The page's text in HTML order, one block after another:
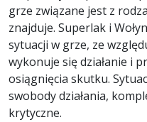
grze związane jest z
znajduje. Superlak i
sytuacji w grze, ze
wykonuje się działanie i
osiągnięcia skutku.
swobody działania,
krytyczne.